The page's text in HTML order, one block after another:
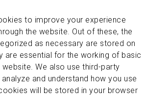
to improve your experience
the website. Out of these, the
as necessary are stored on
are essential for the working of basic
We also use third-party
and understand how you use
will be stored in your browser